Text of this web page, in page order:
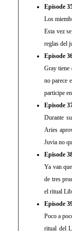
Episode
Los
Esta vez
reglas del
Episode
Gray tiene
no parece
participe
Episode
Durante
Aries
Juvia no
Episode
Ya van
de tres
el ritual
Episode
Poco a
ritual del